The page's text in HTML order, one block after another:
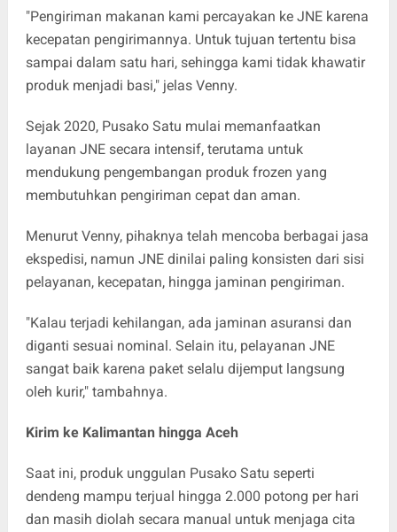
"Pengiriman makanan kami percayakan ke JNE karena
kecepatan pengirimannya. Untuk tujuan tertentu bisa
sampai dalam satu hari, sehingga kami tidak khawatir
produk menjadi basi," jelas Venny.
Sejak 2020, Pusako Satu mulai memanfaatkan
layanan JNE secara intensif, terutama untuk
mendukung pengembangan produk frozen yang
membutuhkan pengiriman cepat dan aman.
Menurut Venny, pihaknya telah mencoba berbagai jasa
ekspedisi, namun JNE dinilai paling konsisten dari sisi
pelayanan, kecepatan, hingga jaminan pengiriman.
"Kalau terjadi kehilangan, ada jaminan asuransi dan
diganti sesuai nominal. Selain itu, pelayanan JNE
sangat baik karena paket selalu dijemput langsung
oleh kurir," tambahnya.
Kirim ke Kalimantan hingga Aceh
Saat ini, produk unggulan Pusako Satu seperti
dendeng mampu terjual hingga 2.000 potong per hari
dan masih diolah secara manual untuk menjaga cita